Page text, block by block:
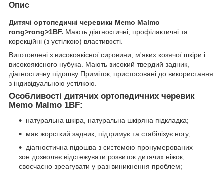
Опис
Дитячі ортопедичні черевики Memo Malmo
rong>rong>1BF. Мають діагностичні, профілактичні та
корекційні (з устілкою) властивості.
Виготовлені з високоякісної сировини, м'яких козячої шкіри і
високоякісного нубука. Мають високий твердий задник,
діагностичну підошву Приміток, пристосовані до використання
з індивідуальною устілкою.
Особливості дитячих ортопедичних черевик
Memo Malmo 1BF:
натуральна шкіра, натуральна шкіряна підкладка;
має жорсткий задник, підтримує та стабілізує ногу;
діагностична підошва з системою пронумерованих
зон дозволяє відстежувати розвиток дитячих ніжок,
своєчасно зреагувати у разі виникнення проблем;